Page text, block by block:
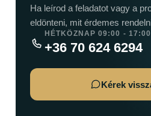
Ha leírod a feladatot vagy a
eldönteni, mit érdemes
HÉTKÖZNAP 09:00 - 17:00
+36 70 624 6294
Kérek